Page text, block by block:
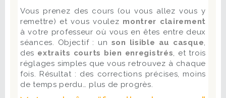
Vous prenez des cours (ou vous allez vous y
remettre) et vous voulez montrer clairement
à votre professeur où vous en êtes entre deux
séances. Objectif : un son lisible au casque,
des extraits courts bien enregistrés, et trois
réglages simples que vous retrouvez à chaque
fois. Résultat : des corrections précises, moins
de temps perdu… plus de progrès.